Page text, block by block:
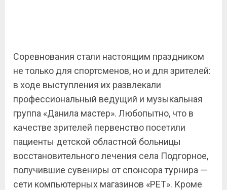
Соревнования стали настоящим праздником
не только для спортсменов, но и для зрителей:
в ходе выступления их развлекали
профессиональный ведущий и музыкальная
группа «Данила мастер». Любопытно, что в
качестве зрителей первенство посетили
пациенты детской областной больницы
восстановительного лечения села Подгорное,
получившие сувениры от спонсора турнира —
сети компьютерных магазинов «РЕТ». Кроме